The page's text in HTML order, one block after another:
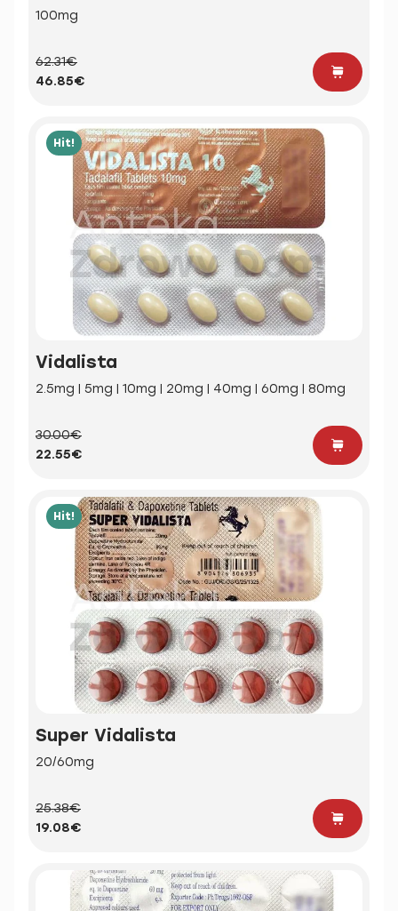
100mg
62.31€
46.85€
Hit!
Vidalista
2.5mg | 5mg | 10mg | 20mg | 40mg | 60mg | 80mg
30.00€
22.55€
Hit!
Super Vidalista
20/60mg
25.38€
19.08€